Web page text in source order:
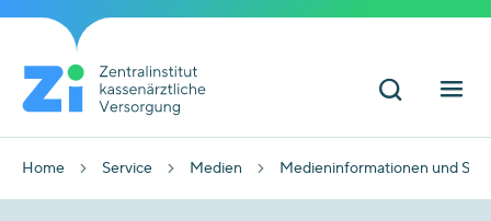
Home Service Medien Medieninformationen und